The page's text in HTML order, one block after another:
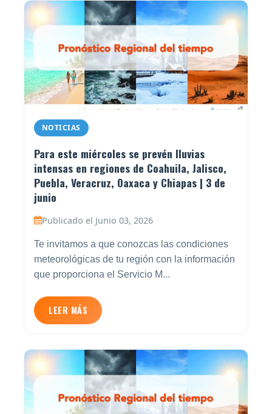
NOTICIAS
Para este miércoles se prevén lluvias
intensas en regiones de Coahuila, Jalisco,
Puebla, Veracruz, Oaxaca y Chiapas | 3 de
junio
Publicado el Junio 03, 2026
Te invitamos a que conozcas las condiciones
meteorológicas de tu región con la información
que proporciona el Servicio M...
LEER MÁS